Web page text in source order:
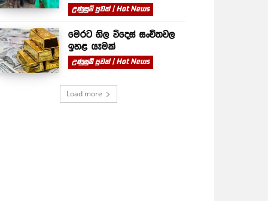
උණුසුම් පුවත් | Hot News
මෙරට නිල විදෙස් සංචිතවල
ඉහළ යෑමක්
උණුසුම් පුවත් | Hot News
Load more